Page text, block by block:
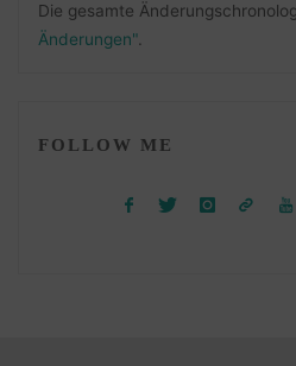
Die gesamte
Änderungen".
FOLLOW ME